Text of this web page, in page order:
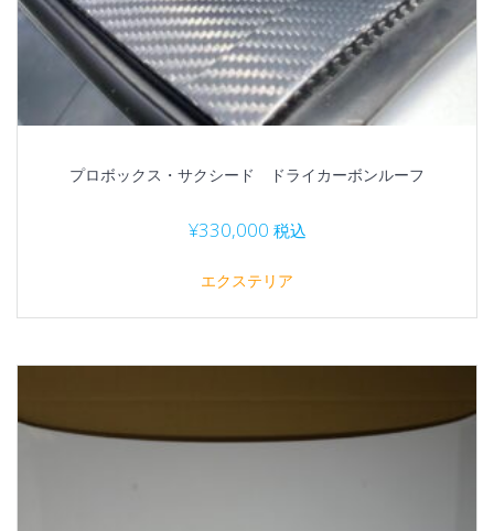
プロボックス・サクシード ドライカーボンルーフ
¥330,000 税込
エクステリア